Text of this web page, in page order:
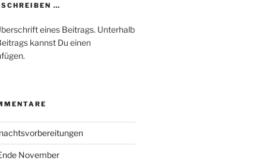
…
eines Beitrags. Unterhalb
kannst Du einen
November